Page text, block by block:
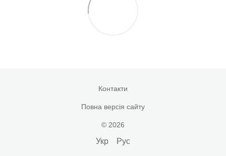
Контакти
Повна версія сайту
© 2026
Укр Рус